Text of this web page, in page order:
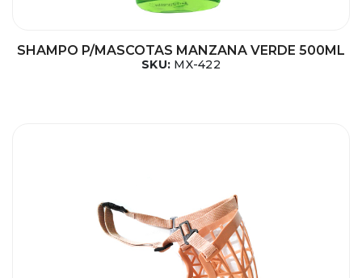
SHAMPO P/MASCOTAS MANZANA VERDE 500ML
SKU: MX-422